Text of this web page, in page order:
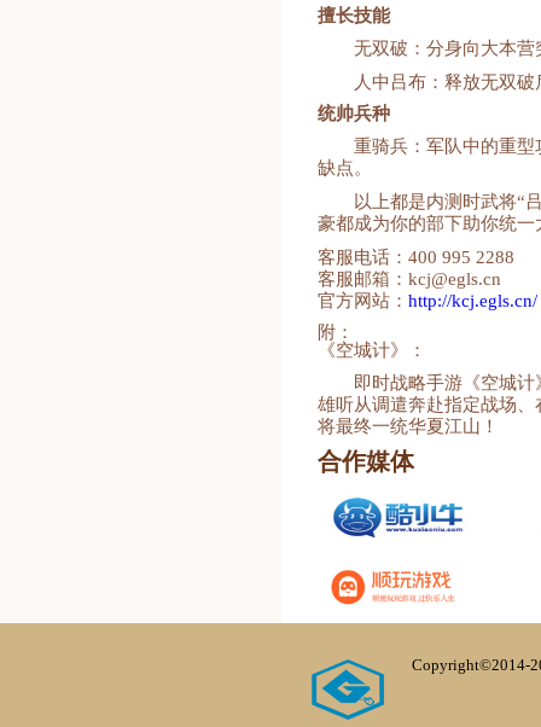
擅长技能
无双破：分身向大本
人中吕布：释放无双
统帅兵种
重骑兵：军队中的重
缺点。
以上都是内测时武将“
豪都成为你的部下助你统
客服电话：400 995 2288
客服邮箱：kcj@egls.cn
官方网站： http://kcj.egls.cn/
附：
《空城计》：
即时战略手游《空城
雄听从调遣奔赴指定战场
将最终一统华夏江山！
合作媒体
Copyright©2014-